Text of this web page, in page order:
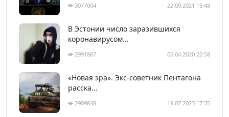
3077004 22.09.2021 15:43
В Эстонии число заразившихся
коронавирусом...
2991887 05.04.2020 22:58
«Новая эра». Экс-советник Пентагона
расска...
2909848 19.07.2023 17:35